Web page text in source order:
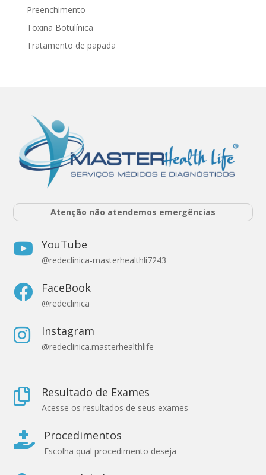
Preenchimento
Toxina Botulínica
Tratamento de papada
Atenção não atendemos emergências
 YouTube
@redeclinica-masterhealthli7243
 FaceBook
@redeclinica
 Instagram
@redeclinica.masterhealthlife
 Resultado de Exames
Acesse os resultados de seus exames
 Procedimentos
Escolha qual procedimento deseja